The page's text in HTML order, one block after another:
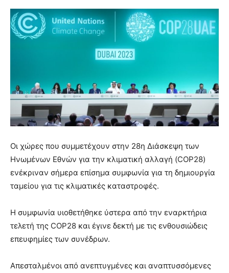
Οι χώρες που συμμετέχουν στην 28η Διάσκεψη των
Ηνωμένων Εθνών για την κλιματική αλλαγή (COP28)
ενέκριναν σήμερα επίσημα συμφωνία για τη δημιουργία
ταμείου για τις κλιματικές καταστροφές.
Η συμφωνία υιοθετήθηκε ύστερα από την εναρκτήρια
τελετή της COP28 και έγινε δεκτή με τις ενθουσιώδεις
επευφημίες των συνέδρων.
Απεσταλμένοι από ανεπτυγμένες και αναπτυσσόμενες